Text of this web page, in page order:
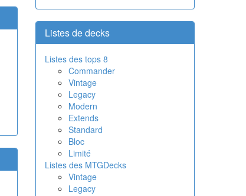
Listes de decks
Listes des tops 8
Commander
Vintage
Legacy
Modern
Extends
Standard
Bloc
Limité
Listes des MTGDecks
Vintage
Legacy